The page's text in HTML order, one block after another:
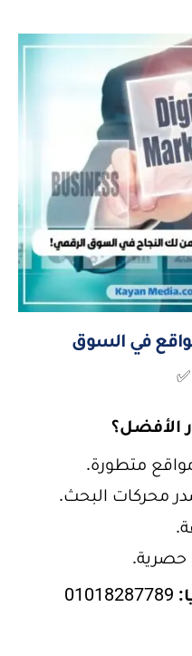
مواقع في السوق
✅
الأفضل؟
متطورة.
حصرية.